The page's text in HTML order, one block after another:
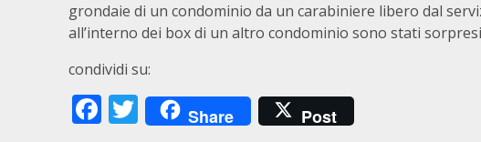
grondaie di un condominio da un carabiniere libero dal
all’interno dei box di un altro condominio sono stati
condividi su:
Facebook
Twitter
Share Post